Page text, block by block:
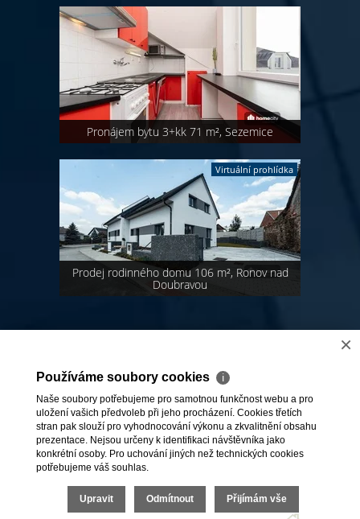
Pronájem bytu 3+kk 71 m², Sezemice
Prodej rodinného domu 106 m², Ronov nad
Doubravou
Virtuální prohlídka
2026 © HomeCity s.r.o., všechna práva vyhrazena |
Povinně zveřejňované informace
Reklamační řád
×
Používáme soubory cookies ℹ
Naše soubory potřebujeme pro samotnou funkčnost webu a pro
uložení vašich předvoleb při jeho procházení. Cookies třetích
stran pak slouží pro vyhodnocování výkonu a zkvalitnění obsahu
prezentace. Nejsou určeny k identifikaci návštěvníka jako
konkrétní osoby. Pro uchování jiných než technických cookies
potřebujeme váš souhlas.
Upravit Odmítnout Přijímám vše